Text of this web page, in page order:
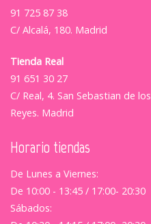
91 725 87 38
C/ Alcalá, 180. Madrid
Tienda Real
91 651 30 27
C/ Real, 4. San Sebastian de los
Reyes. Madrid
Horario tiendas
De Lunes a Viernes:
De 10:00 - 13:45 / 17:00- 20:30
Sábados: